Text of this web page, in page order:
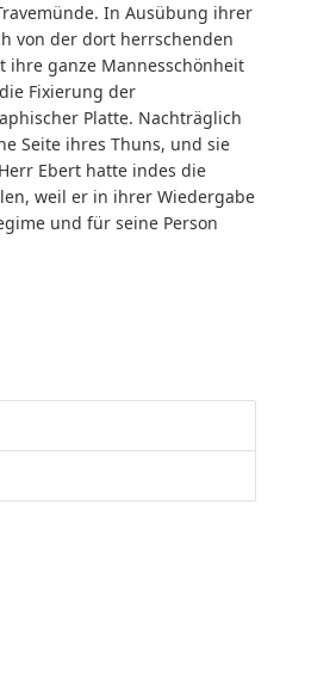
In Ausübung ihrer
von der dort herrschenden
ihre ganze Mannesschönheit
Fixierung der
Platte. Nachträglich
Seite ihres Thuns, und sie
Ebert hatte indes die
weil er in ihrer Wiedergabe
und für seine Person